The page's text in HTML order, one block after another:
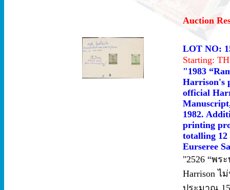
Auction
LOT NO:
Starting:
"1983
Harrison's
official
1982.
printing
totalling 12
Eurseree
"2526 “พร
Harrison ไ
ประมาณ